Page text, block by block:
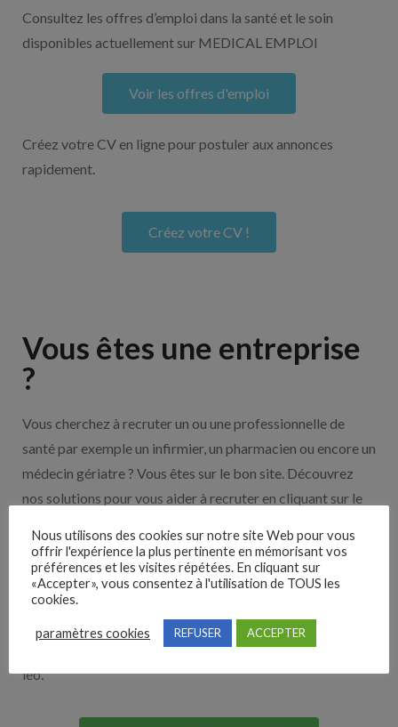
Consultez les offres d’emploi dans la santé et le soin
disponibles actuellement sur MEDICAL EMPLOI
Voir les offres d'emploi
Créez votre CV en ligne pour postuler aux annonces
rapidement.
Créez votre CV !
Vous êtes une entreprise
?
Vous cherchez à recruter un ou une professionnelle de
santé par exemple un infirmier, un pharmacien ou encore un
médecin gériatre ? Vous êtes sur le bon site. Découvrez
nos solutions pour vous aider à recruter en cliquant sur le
Nos solutions entreprises
Lorem ipsum dolor sit amet, consectetur adipiscing elit. Ut
elit tellus, luctus nec ullamcorper mattis, pulvinar dapibus
leo.
Nous utilisons des cookies sur notre site Web pour vous
offrir l'expérience la plus pertinente en mémorisant vos
préférences et les visites répétées. En cliquant sur
«Accepter», vous consentez à l'utilisation de TOUS les
cookies.
paramètres cookies REFUSER ACCEPTER